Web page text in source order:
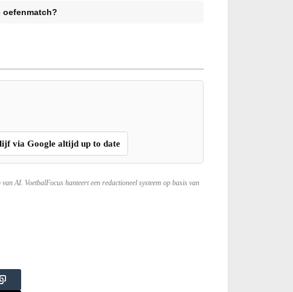
oefenmatch?
via Google altijd up to date
AI. VoetbalFocus hanteert een redactioneel systeem op basis van